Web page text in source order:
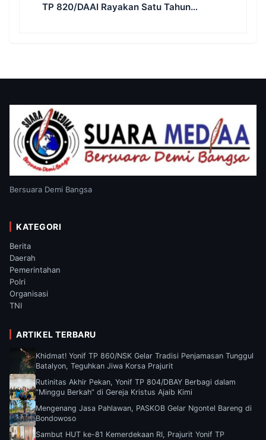
TP 820/DAAI Rayakan Satu Tahun
Bersuara Demi Bangsa
KATEGORI
Berita
Daerah
Pemerintahan
Polri
Organisasi
TNI
ARTIKEL TERBARU
Khidmat! Yonif TP 860/NSK Gelar Tradisi Penjamasan Tunggul
Batalyon, Teguhkan Jiwa Korsa Prajurit
Rutinitas Akhir Pekan, Yonif TP 804/DBAY Berbagi dalam
“Minggu Berkah” di Gereja Kristus Ajaib Kimi
Mengenang Jasa Pahlawan, PASKOB Gelar Ngontel Bareng di
Bondowoso
Sambut HUT ke-81 Kemerdekaan RI, Prajurit Yonif TP